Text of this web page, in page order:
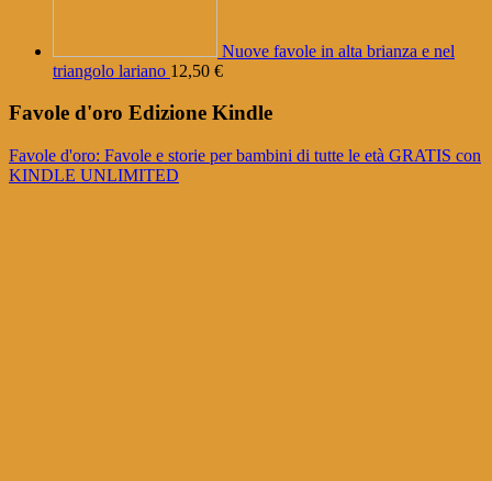
Nuove favole in alta brianza e nel
triangolo lariano 12,50 €
Favole d'oro Edizione Kindle
Favole d'oro: Favole e storie per bambini di tutte le età GRATIS con
KINDLE UNLIMITED